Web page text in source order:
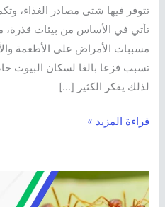
تتوفر فيها شتى مصادر الغذاء،
تأتي في الأساس من بيئات قذرة،
مسببات الأمراض على الأطعمة
تسبب فزعا بالغا لسكان البيوت
لذلك يفكر الكثير […]
قراءة المزيد »
أنواع
النمل